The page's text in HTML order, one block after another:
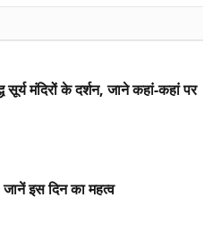
मंदिरों के दर्शन, जाने कहां-कहां पर
इस दिन का महत्व